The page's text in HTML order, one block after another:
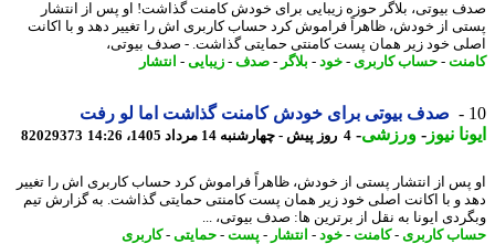
بیوتی، بلاگر حوزه زیبایی برای خودش کامنت گذاشت! او پس از انتشار
از خودش، ظاهراً فراموش کرد حساب کاربری اش را تغییر دهد و با اکانت
خود زیر همان پست کامنتی حمایتی گذاشت. - صدف بیوتی،
-حساب کاربری - خود -بلاگر -صدف-زیبایی-انتشار
صدف بیوتی برای خودش کامنت گذاشت اما لو رفت
نیوز-ورزشی-4 روز پیش - چهارشنبه 14 مرداد 1405، 14:26 82029373
از انتشار پستی از خودش، ظاهراً فراموش کرد حساب کاربری اش را تغییر
و با اکانت اصلی خود زیر همان پست کامنتی حمایتی گذاشت. به گزارش تیم
ایونا به نقل از برترین ها: صدف بیوتی، ...
کاربری - کامنت-خود -انتشار-پست-حمایتی-کاربری